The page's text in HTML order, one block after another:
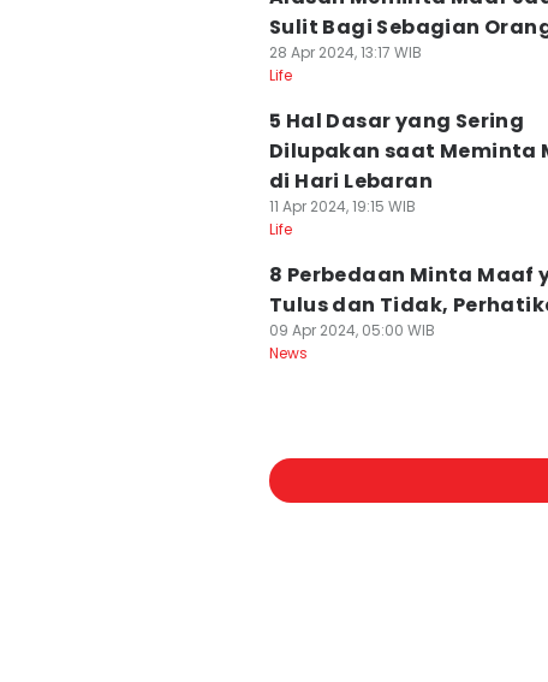
Sulit Bagi Sebagian
28 Apr 2024, 13:17 WIB
Life
5 Hal Dasar yang Sering
Dilupakan saat Meminta
di Hari Lebaran
11 Apr 2024, 19:15 WIB
Life
8 Perbedaan Minta Maaf
Tulus dan Tidak,
09 Apr 2024, 05:00 WIB
News